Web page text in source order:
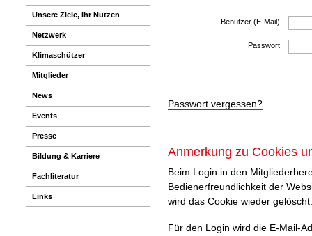
Unsere Ziele, Ihr Nutzen
Netzwerk
Klimaschützer
Mitglieder
News
Events
Presse
Bildung & Karriere
Fachliteratur
Links
Benutzer (E-Mail)
Passwort
Passwort vergessen?
Anmerkung zu Cookies
Beim Login in den
Bedienerfreundlichkeit der
wird das Cookie wieder gelöscht.
Für den Login wird die E-Mail-